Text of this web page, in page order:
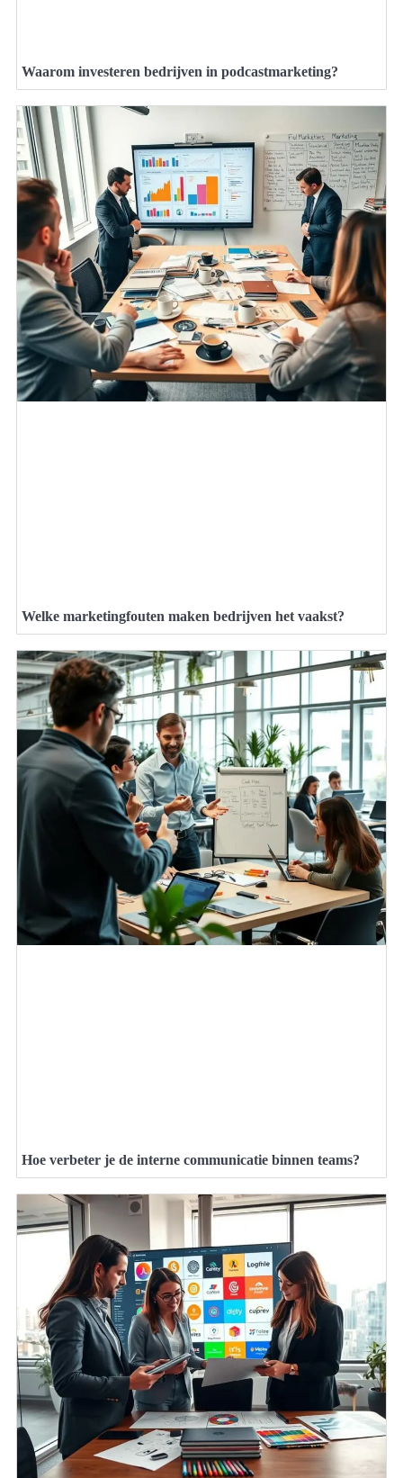
Waarom investeren bedrijven in podcastmarketing?
Welke marketingfouten maken bedrijven het vaakst?
Hoe verbeter je de interne communicatie binnen teams?